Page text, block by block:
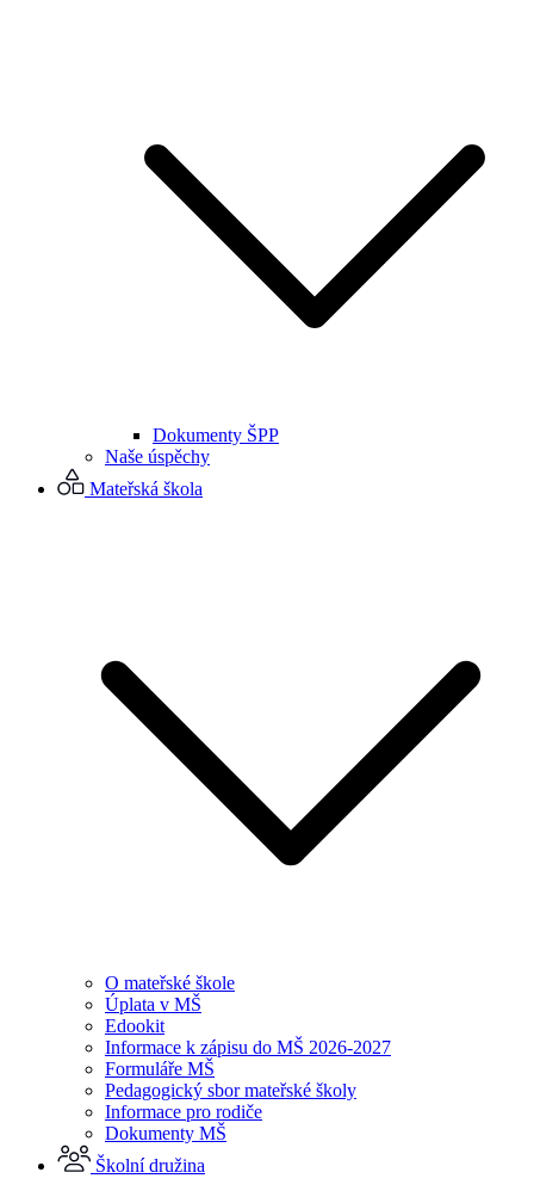
Dokumenty ŠPP
Naše úspěchy
Mateřská škola
O mateřské škole
Úplata v MŠ
Edookit
Informace k zápisu do MŠ 2026-2027
Formuláře MŠ
Pedagogický sbor mateřské školy
Informace pro rodiče
Dokumenty MŠ
Školní družina